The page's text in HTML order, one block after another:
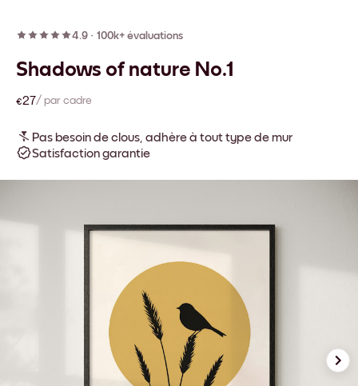
4.9 · 100k+ évaluations
Shadows of nature No.1
€27/ par cadre
Pas besoin de clous, adhère à tout type de mur
Satisfaction garantie